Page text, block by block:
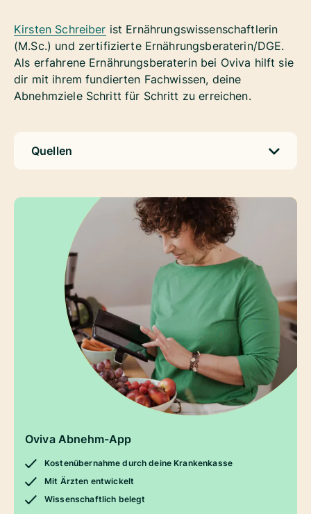
Kirsten Schreiber ist Ernährungswissenschaftlerin
(M.Sc.) und zertifizierte Ernährungsberaterin/DGE.
Als erfahrene Ernährungsberaterin bei Oviva hilft sie
dir mit ihrem fundierten Fachwissen, deine
Abnehmziele Schritt für Schritt zu erreichen.
Quellen
Oviva Abnehm-App
Kostenübernahme durch deine Krankenkasse
Mit Ärzten entwickelt
Wissenschaftlich belegt